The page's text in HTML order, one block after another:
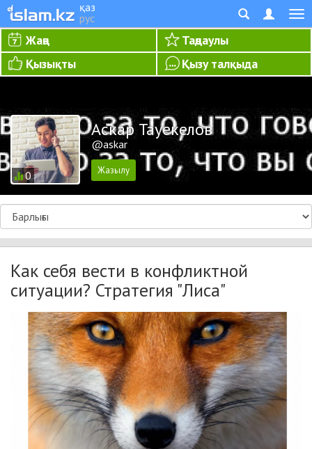
қаз
рус
Жаңа
Таңдаулы
Қызықты
Қызу талқыда
0
Аскар Тауекелов
@askar
Как себя вести в конфликтной
ситуации? Стратегия "Лиса"